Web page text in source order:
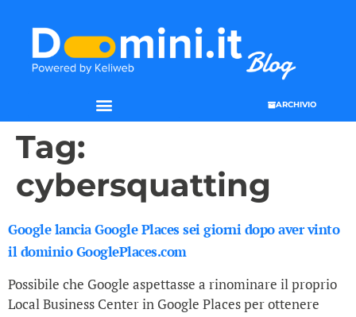
ARCHIVIO
Tag:
cybersquatting
Google lancia Google Places sei giorni dopo aver vinto
il dominio GooglePlaces.com
Possibile che Google aspettasse a rinominare il proprio
Local Business Center in Google Places per ottenere